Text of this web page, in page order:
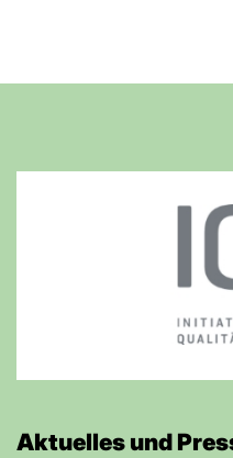
Aktuelles und